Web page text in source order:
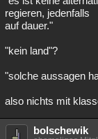
regieren, jedenfalls
auf dauer."
"kein land"?
"solche aussagen
also nichts mit
bolschewik